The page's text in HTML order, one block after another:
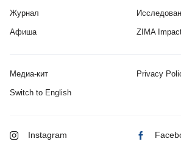
Журнал
Афиша ZIMA
Медиа-кит Privacy
Switch to English
Instagram